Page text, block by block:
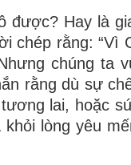
Hay là
chép rằng: “Vì
chúng ta
rằng dù sự
lai, hoặc
lòng yêu